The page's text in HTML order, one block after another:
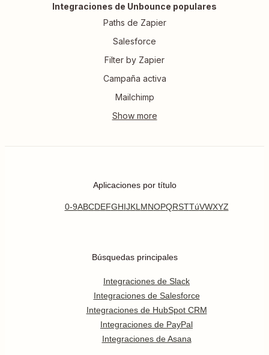
Integraciones de Unbounce populares
Paths de Zapier
Salesforce
Filter by Zapier
Campaña activa
Mailchimp
Aplicaciones por título
0-9ABCDEFGHIJKL MNOPQRSTTúVWXYZ
Búsquedas principales
Integraciones de Slack
Integraciones de Salesforce
Integraciones de HubSpot CRM
Integraciones de PayPal
Integraciones de Asana